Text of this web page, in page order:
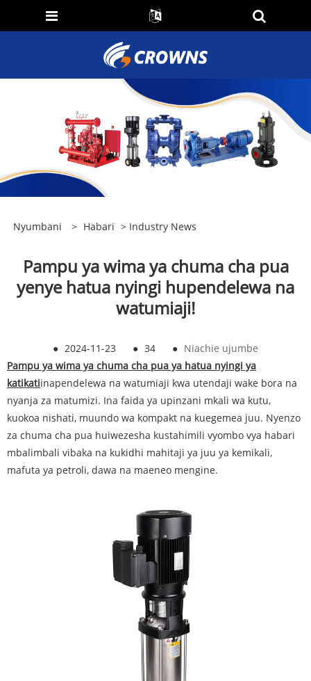
Nyumbani > Habari > Industry News
Pampu ya wima ya chuma cha pua
yenye hatua nyingi hupendelewa na
watumiaji!
● 2024-11-23 ● 34 ● Niachie ujumbe
Pampu ya wima ya chuma cha pua ya hatua nyingi ya
katikatiinapendelewa na watumiaji kwa utendaji wake bora na
nyanja za matumizi. Ina faida ya upinzani mkali wa kutu,
kuokoa nishati, muundo wa kompakt na kuegemea juu. Nyenzo
za chuma cha pua huiwezesha kustahimili vyombo vya habari
mbalimbali vibaka na kukidhi mahitaji ya juu ya kemikali,
mafuta ya petroli, dawa na maeneo mengine.